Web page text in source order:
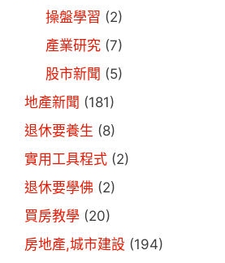
操盤學習 (2)
產業研究(7)
股市新聞 (5)
地產新聞 (181)
退休要養生 (8)
實用工具程式 (2)
退休要學佛 (2)
買房教學 (20)
房地產,城市建設 (194)